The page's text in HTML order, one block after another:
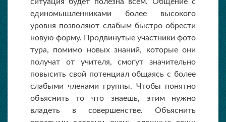
единомышленниками более высокого
уровня позволяют слабым быстро обрести
новую форму. Продвинутые участники фото
тура, помимо новых знаний, которые они
получат от учителя, смогут значительно
повысить свой потенциал общаясь с более
слабыми членами группы. Чтобы понятно
объяснить то что знаешь, этим нужно
владеть в совершенстве. Объяснить